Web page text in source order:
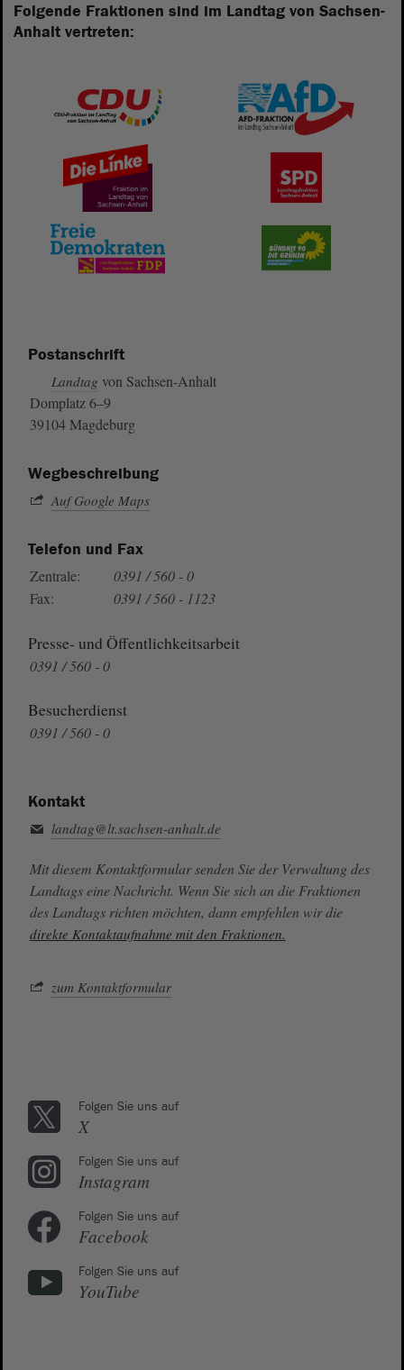
Folgende Fraktionen sind im Landtag von Sachsen-
Anhalt vertreten:
Postanschrift
Landtag von Sachsen-Anhalt
Domplatz 6–9
39104 Magdeburg
Wegbeschreibung
Auf Google Maps
Telefon und Fax
Zentrale:
0391 / 560 - 0
Fax:
0391 / 560 - 1123
Presse- und Öffentlichkeitsarbeit
0391 / 560 - 0
Besucherdienst
0391 / 560 - 0
Kontakt
landtag@lt.sachsen-anhalt.de
Mit diesem Kontaktformular senden Sie der Verwaltung des
Landtags eine Nachricht. Wenn Sie sich an die Fraktionen
des Landtags richten möchten, dann empfehlen wir die
direkte Kontaktaufnahme mit den Fraktionen.
zum Kontaktformular
Folgen Sie uns auf
X
Folgen Sie uns auf
Instagram
Folgen Sie uns auf
Facebook
Folgen Sie uns auf
YouTube